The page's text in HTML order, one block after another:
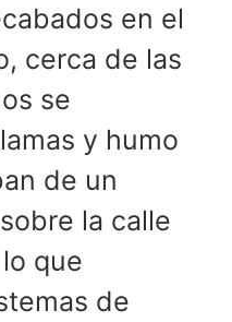
en el
cerca de las
se
y humo
de un
la calle
que
de